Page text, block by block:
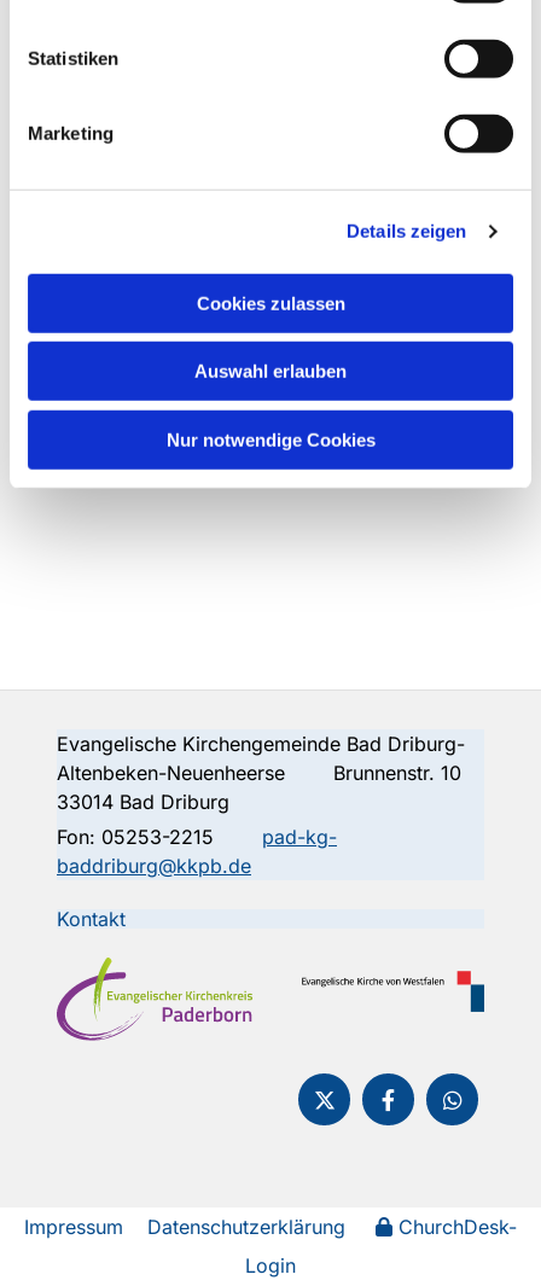
Statistiken
Marketing
Details zeigen
Cookies zulassen
Auswahl erlauben
Nur notwendige Cookies
Evangelische Kirchengemeinde Bad Driburg-
Altenbeken-Neuenheerse Brunnenstr. 10
33014 Bad Driburg
Fon: 05253-2215
pad-kg-
baddriburg@kkpb.de
Kontakt
Impressum Datenschutzerklärung
ChurchDesk-
Login